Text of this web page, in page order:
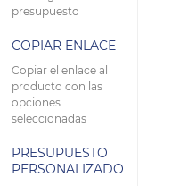
presupuesto
COPIAR ENLACE
Copiar el enlace al
producto con las
opciones
seleccionadas
PRESUPUESTO
PERSONALIZADO